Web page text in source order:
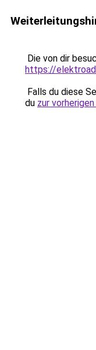
Die von dir
https://
Falls du diese
du zur